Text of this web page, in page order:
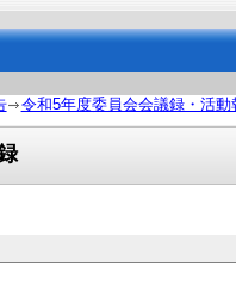
令和5年度委員会会議録・活動